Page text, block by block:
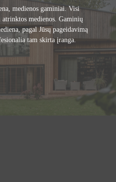
medienos gaminiai. Visi
medienos. Gaminių
pagal Jūsų pageidavimą
tam skirta įranga.